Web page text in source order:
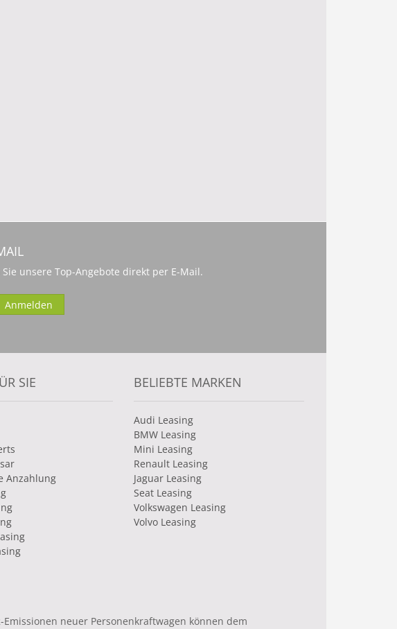
unsere Top-Angebote direkt per E-Mail.
SIE
Anzahlung
BELIEBTE MARKEN
Audi Leasing
BMW Leasing
Mini Leasing
Renault Leasing
Jaguar Leasing
Seat Leasing
Volkswagen Leasing
Volvo Leasing
neuer Personenkraftwagen können dem